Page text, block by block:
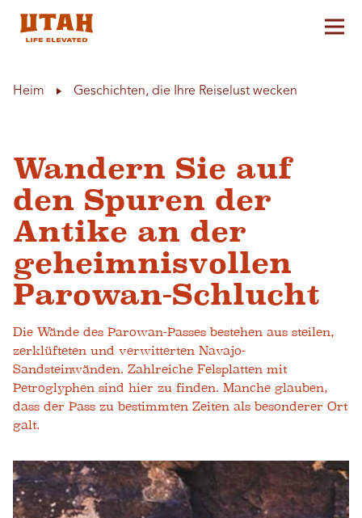
Heim Geschichten, die Ihre Reiselust wecken
Wandern Sie auf
den Spuren der
Antike an der
geheimnisvollen
Parowan-Schlucht
Die Wände des Parowan-Passes bestehen aus steilen,
zerklüfteten und verwitterten Navajo-
Sandsteinwänden. Zahlreiche Felsplatten mit
Petroglyphen sind hier zu finden. Manche glauben,
dass der Pass zu bestimmten Zeiten als besonderer Ort
galt.